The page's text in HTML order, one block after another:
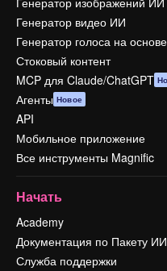
Генератор видео ИИ
Генератор голоса на
Стоковый контент
MCP для Claude/ChatGPT
Агенты Новое
API
Мобильное приложение
Все инструменты Magnific
Начать
Academy
Документация по Пакету ИИ
Служба поддержки